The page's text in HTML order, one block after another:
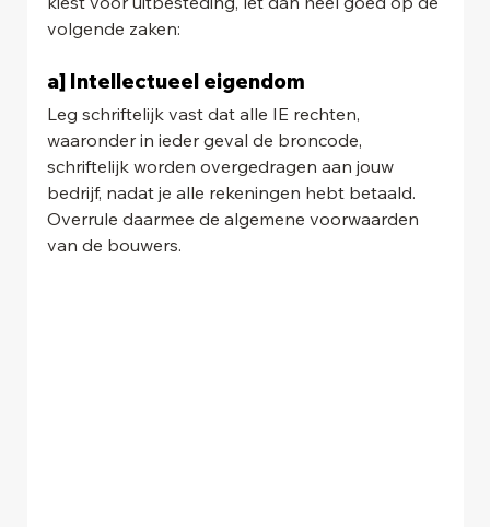
volgende zaken:
a] Intellectueel eigendom
Leg schriftelijk vast dat alle IE rechten,
waaronder in ieder geval de broncode,
schriftelijk worden overgedragen aan jouw
bedrijf, nadat je alle rekeningen hebt betaald.
Overrule daarmee de algemene voorwaarden
van de bouwers.